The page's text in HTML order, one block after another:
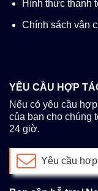
Hình thức thanh
Chính sách vận
YÊU CẦU HỢP
Nếu có yêu cầu
của bạn cho chúng
24 giờ.
Yêu cầu